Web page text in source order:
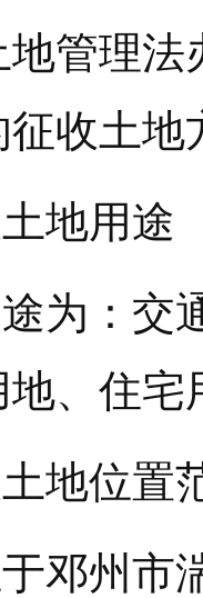
地管理
收土
地用途
为：交
、住宅
地位置
邓州市